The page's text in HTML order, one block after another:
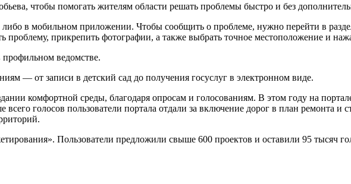
чтобы помогать жителям области решать проблемы быстро и без
либо в мобильном приложении. Чтобы сообщить о проблеме, нужно перейти в
проблему, прикрепить фотографии, а также выбрать точное местоположение и
ведомстве.
— от записи в детский сад до получения госуслуг в электронном виде.
комфортной среды, благодаря опросам и голосованиям. В этом году на
голосов пользователи портала отдали за включение дорог в план ремонта
Пользователи предложили свыше 600 проектов и оставили 95 тысяч